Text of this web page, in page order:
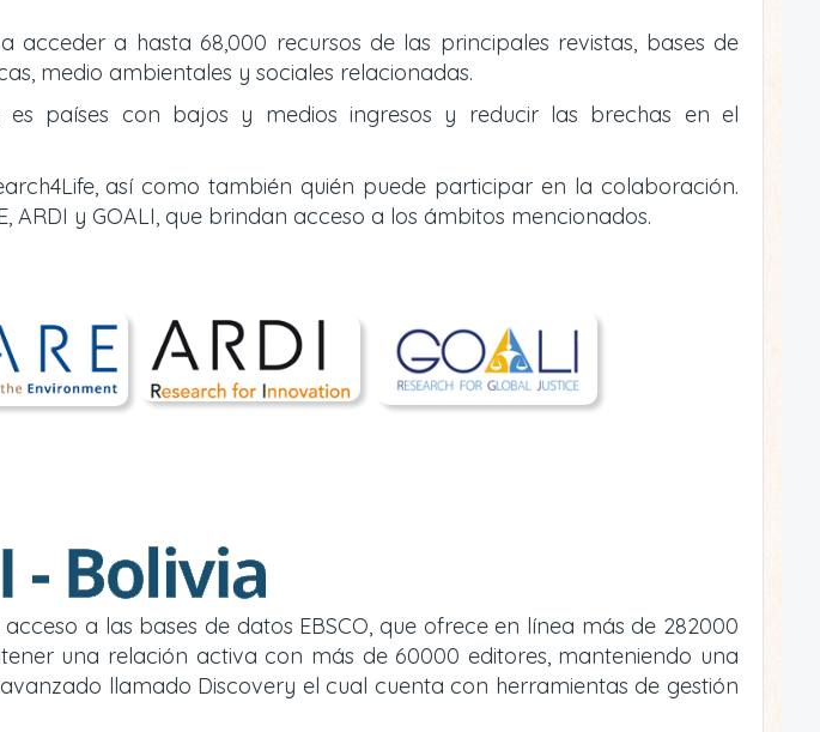
acceder a hasta 68,000 recursos de las principales revistas, bases de
medio ambientales y sociales relacionadas.
es países con bajos y medios ingresos y reducir las brechas en el
así como también quién puede participar en la colaboración.
ARDI y GOALI, que brindan acceso a los ámbitos mencionados.
a las bases de datos EBSCO, que ofrece en línea más de 282000
una relación activa con más de 60000 editores, manteniendo una
llamado Discovery el cual cuenta con herramientas de gestión